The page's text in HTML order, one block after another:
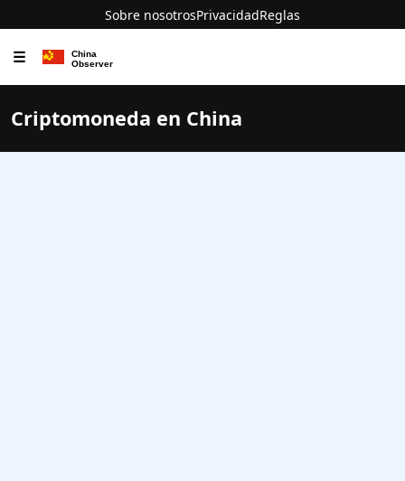
Sobre nosotrosPrivacidadReglas
☰
Criptomoneda en China